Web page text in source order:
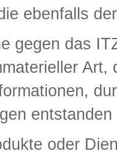
ebenfalls
gegen das
oder